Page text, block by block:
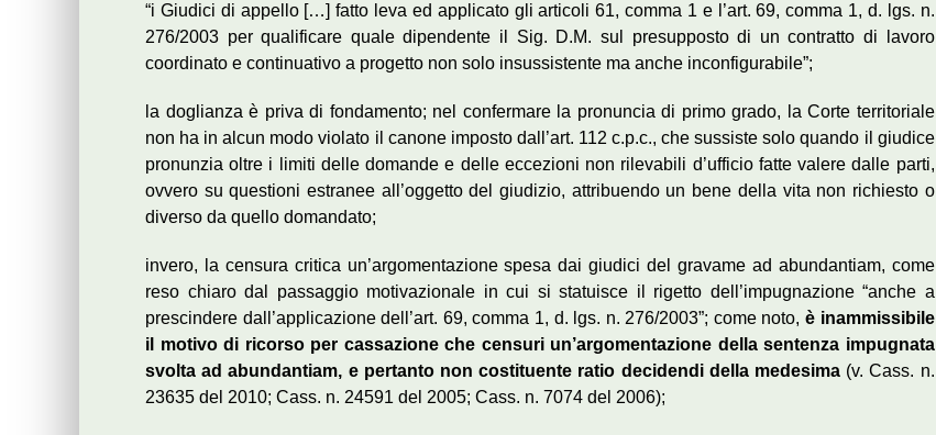
“i Giudici di appello […] fatto leva ed applicato gli articoli 61, comma 1 e l’art. 69, comma 1, d. lgs. n.
276/2003 per qualificare quale dipendente il Sig. D.M. sul presupposto di un contratto di lavoro
coordinato e continuativo a progetto non solo insussistente ma anche inconfigurabile”;
la doglianza è priva di fondamento; nel confermare la pronuncia di primo grado, la Corte territoriale
non ha in alcun modo violato il canone imposto dall’art. 112 c.p.c., che sussiste solo quando il giudice
pronunzia oltre i limiti delle domande e delle eccezioni non rilevabili d’ufficio fatte valere dalle parti,
ovvero su questioni estranee all’oggetto del giudizio, attribuendo un bene della vita non richiesto o
diverso da quello domandato;
invero, la censura critica un’argomentazione spesa dai giudici del gravame ad abundantiam, come
reso chiaro dal passaggio motivazionale in cui si statuisce il rigetto dell’impugnazione “anche a
prescindere dall’applicazione dell’art. 69, comma 1, d. lgs. n. 276/2003”; come noto, è inammissibile
il motivo di ricorso per cassazione che censuri un’argomentazione della sentenza impugnata
svolta ad abundantiam, e pertanto non costituente ratio decidendi della medesima (v. Cass. n.
23635 del 2010; Cass. n. 24591 del 2005; Cass. n. 7074 del 2006);